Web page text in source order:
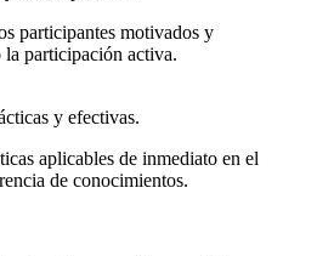
participantes motivados y
participación activa.
y efectivas.
aplicables de inmediato en el
de conocimientos.